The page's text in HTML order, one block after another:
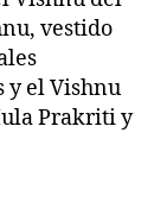
vestido
y el Vishnu
Prakriti y